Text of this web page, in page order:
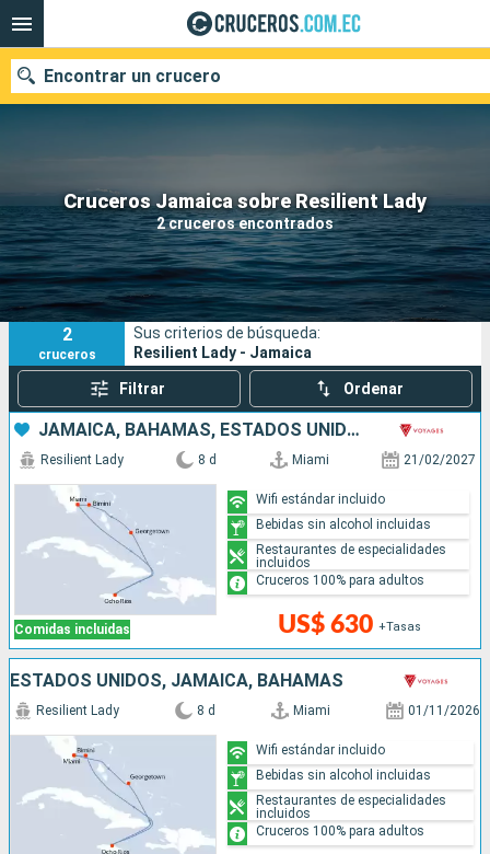
Cruceros Jamaica sobre Resilient Lady
2 cruceros encontrados
Encontrar un crucero
Nuestros destinos
Fecha de salida
Puertos Compañías
Buscar
2
cruceros
Sus criterios de búsqueda:
Resilient Lady - Jamaica
Filtrar Ordenar
JAMAICA, BAHAMAS, ESTADOS UNIDOS
Comidas incluidas
Resilient Lady 8 d Miami 21/02/2027
US$ 630 +Tasas
Wifi estándar incluido
Bebidas sin alcohol incluidas
Restaurantes de especialidades
incluidos
Cruceros 100% para adultos
ESTADOS UNIDOS, JAMAICA, BAHAMAS
Resilient Lady 8 d Miami 01/11/2026
Wifi estándar incluido
Bebidas sin alcohol incluidas
Restaurantes de especialidades
incluidos
Cruceros 100% para adultos